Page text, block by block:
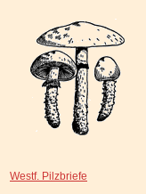
Westf. Pilzbriefe